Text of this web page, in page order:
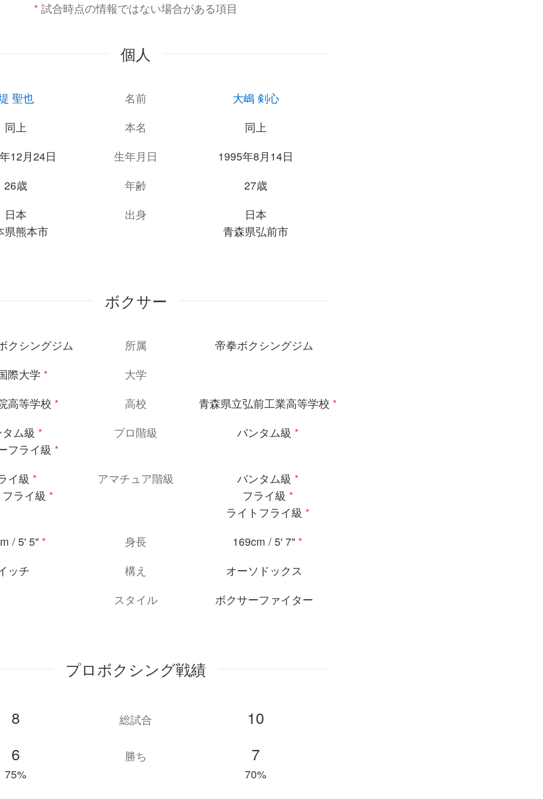
* 試合時点の情報ではない場合がある項目
個人
聖也 名前
大嶋 剣心
同上
本名
同上
12月24日
生年月日
1995年8月14日
26歳
年齢
27歳
日本
県熊本市
出身
日本
青森県弘前市
ボクサー
クシングジム 所属
帝拳ボクシングジム
際大学 *
大学
高等学校 * 高校 青森県立弘前工業高等学校 *
ム級 *
フライ級 *
プロ階級 バンタム級 *
イ級 *
ライ級 *
アマチュア階級 バンタム級 *
フライ級 *
ライトフライ級 *
/ 5' 5" * 身長 169cm / 5' 7" *
ッチ
構え
オーソドックス
スタイル
ボクサーファイター
プロボクシング戦績
8 総試合
10
6
75%
勝ち 7
70%